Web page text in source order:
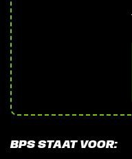
BPS STAAT VOOR: